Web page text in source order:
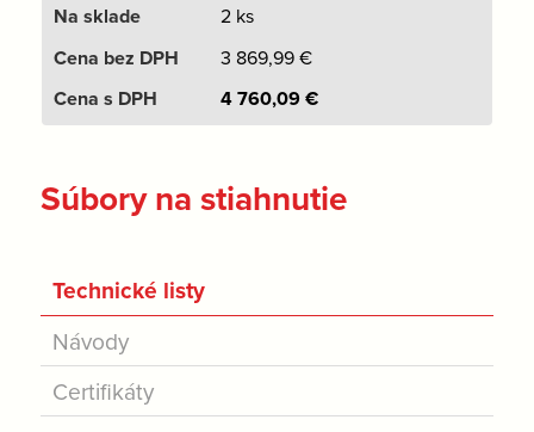
2 ks
3 869,99€
4 760,09€
Súbory na stiahnutie
Technické listy
Návody
Certifikáty